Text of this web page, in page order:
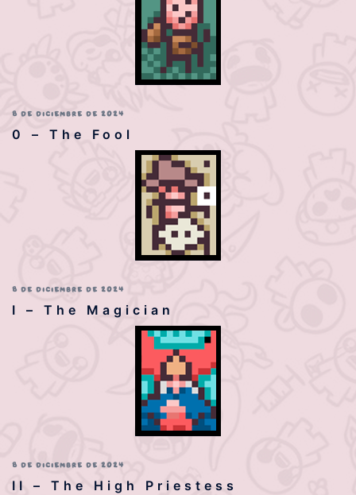
8 DE DICIEMBRE DE 2024
0 – The Fool
8 DE DICIEMBRE DE 2024
I – The Magician
8 DE DICIEMBRE DE 2024
II – The High Priestess